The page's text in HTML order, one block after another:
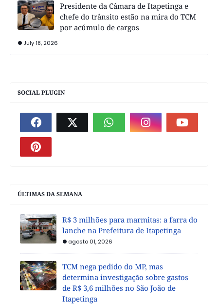
Presidente da Câmara de Itapetinga e
chefe do trânsito estão na mira do TCM
por acúmulo de cargos
July 18, 2026
SOCIAL PLUGIN
ÚLTIMAS DA SEMANA
R$ 3 milhões para marmitas: a farra do
lanche na Prefeitura de Itapetinga
agosto 01, 2026
TCM nega pedido do MP, mas
determina investigação sobre gastos
de R$ 3,6 milhões no São João de
Itapetinga